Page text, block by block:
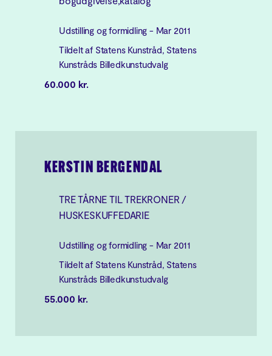
Udstilling og formidling - Mar 2011
Tildelt af Statens Kunstråd, Statens
Kunstråds Billedkunstudvalg
60.000 kr.
KERSTIN BERGENDAL
TRE TÅRNE TIL TREKRONER /
HUSKESKUFFEDARIE
Udstilling og formidling - Mar 2011
Tildelt af Statens Kunstråd, Statens
Kunstråds Billedkunstudvalg
55.000 kr.